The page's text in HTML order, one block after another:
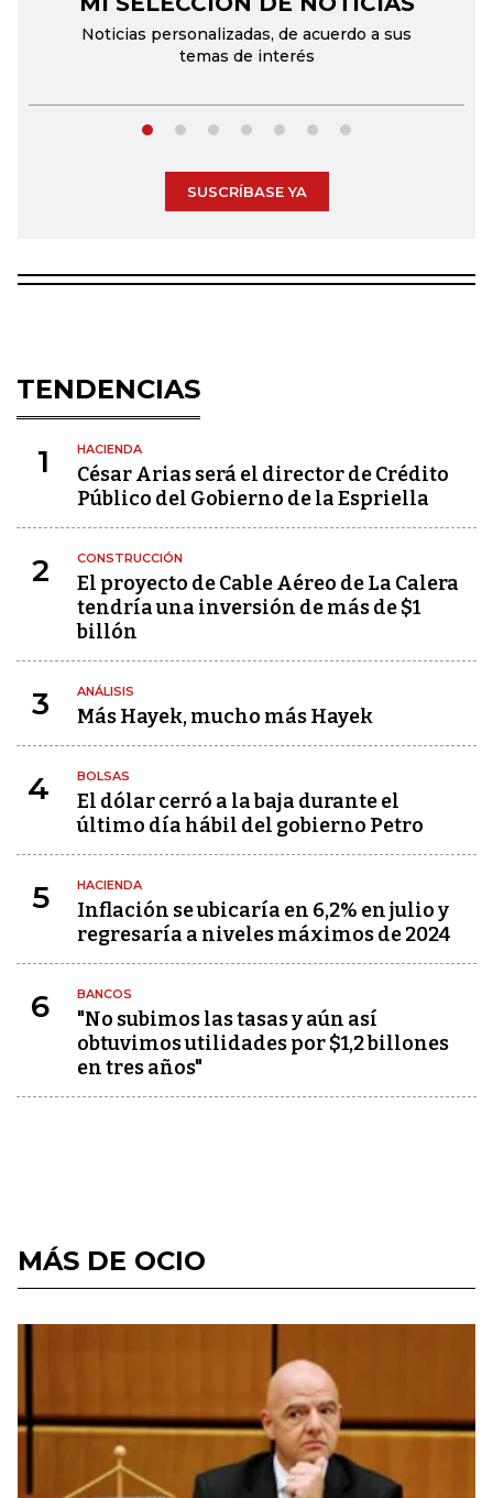
Noticias personalizadas, de acuerdo a sus
temas de interés
SUSCRÍBASE YA
TENDENCIAS
1 HACIENDA
César Arias será el director de Crédito
Público del Gobierno de la Espriella
2 CONSTRUCCIÓN
El proyecto de Cable Aéreo de La Calera
tendría una inversión de más de $1
billón
3 ANÁLISIS
Más Hayek, mucho más Hayek
4 BOLSAS
El dólar cerró a la baja durante el
último día hábil del gobierno Petro
5 HACIENDA
Inflación se ubicaría en 6,2% en julio y
regresaría a niveles máximos de 2024
6 BANCOS
"No subimos las tasas y aún así
obtuvimos utilidades por $1,2 billones
en tres años"
MÁS DE OCIO